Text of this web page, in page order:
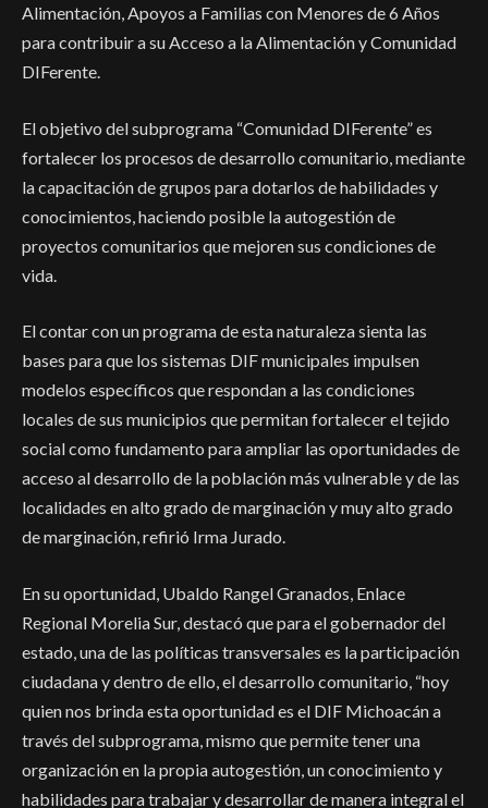
Alimentación, Apoyos a Familias con Menores de 6 Años
para contribuir a su Acceso a la Alimentación y Comunidad
DIFerente.
El objetivo del subprograma “Comunidad DIFerente” es
fortalecer los procesos de desarrollo comunitario, mediante
la capacitación de grupos para dotarlos de habilidades y
conocimientos, haciendo posible la autogestión de
proyectos comunitarios que mejoren sus condiciones de
vida.
El contar con un programa de esta naturaleza sienta las
bases para que los sistemas DIF municipales impulsen
modelos específicos que respondan a las condiciones
locales de sus municipios que permitan fortalecer el tejido
social como fundamento para ampliar las oportunidades de
acceso al desarrollo de la población más vulnerable y de las
localidades en alto grado de marginación y muy alto grado
de marginación, refirió Irma Jurado.
En su oportunidad, Ubaldo Rangel Granados, Enlace
Regional Morelia Sur, destacó que para el gobernador del
estado, una de las políticas transversales es la participación
ciudadana y dentro de ello, el desarrollo comunitario, “hoy
quien nos brinda esta oportunidad es el DIF Michoacán a
través del subprograma, mismo que permite tener una
organización en la propia autogestión, un conocimiento y
habilidades para trabajar y desarrollar de manera integral el